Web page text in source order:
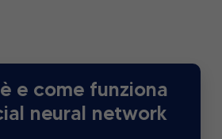
e come funziona
neural network